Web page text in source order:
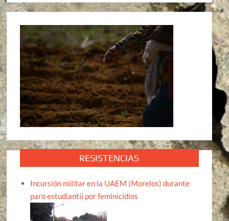
RESISTENCIAS
Incursión militar en la UAEM (Morelos) durante
paro estudiantil por feminicidios